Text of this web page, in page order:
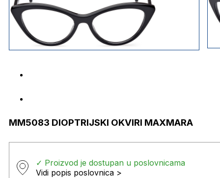
MM5083 DIOPTRIJSKI OKVIRI MAXMARA
✓ Proizvod je dostupan u poslovnicama
Vidi popis poslovnica >